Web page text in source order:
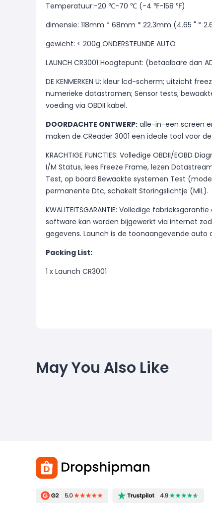
Temperatuur:-20 ℃-70 ℃ (-4 ℉-158 ℉)
dimensie: 118mm * 68mm * 22.3mm (4.65 " *
gewicht: < 200g ONDERSTEUNDE AUTO
LAUNCH CR3001 Hoogtepunt: (betaalbare dan
DE KENMERKEN U: kleur lcd-scherm; uitzicht
numerieke datastromen; Sensor tests;
voeding via OBDII kabel.
DOORDACHTE ONTWERP: alle-in-een screen
maken de CReader 3001 een ideale tool voor
KRACHTIGE FUNCTIES: Volledige OBDII/EOBD
I/M Status, lees Freeze Frame, lezen
Test, op board Bewaakte systemen Test
permanente Dtc, schakelt Storingslichtje (MIL).
KWALITEITSGARANTIE: Volledige
software kan worden bijgewerkt via internet
gegevens. Launch is de toonaangevende auto
Packing List:
1 x Launch CR3001
May You Also Like